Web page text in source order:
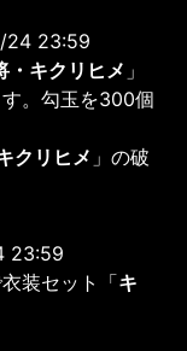
23:59
・キクリヒメ 」
。勾玉を300個
クリヒメ 」の破
23:59
装セット「キ